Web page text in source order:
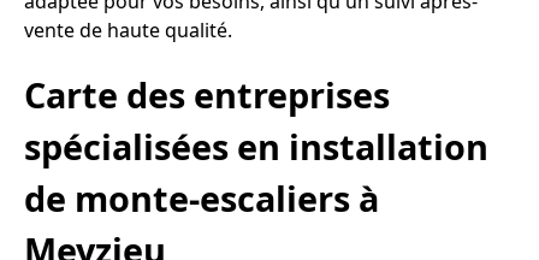
vente de haute qualité.
Carte des entreprises
spécialisées en installation
de monte-escaliers à
Meyzieu